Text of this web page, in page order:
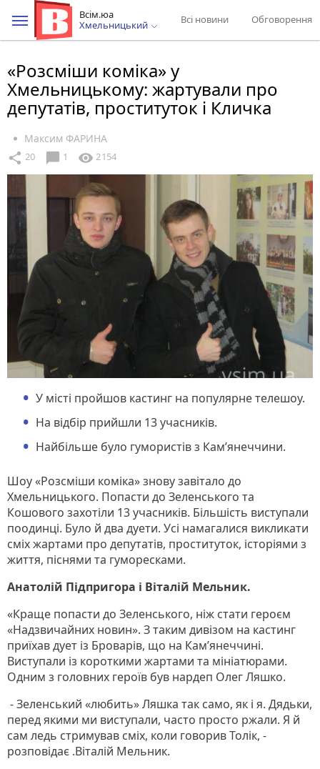
Всім.юа
Хмельницький
Всі новини Обговорення
«Розсміши коміка» у
Хмельницькому: жартували про
депутатів, проституток і Кличка
Максим ФАРИНА
share 20 chat_bubble 1 visibility 2154
У місті пройшов кастинг на популярне телешоу.
На відбір прийшли 13 учасників.
Найбільше було гумористів з Кам’янеччини.
Шоу «Розсміши коміка» знову завітало до
Хмельницького. Попасти до Зеленського та
Кошового захотіли 13 учасників. Більшість виступали
поодинці. Було й два дуети. Усі намагалися викликати
сміх жартами про депутатів, проституток, історіями з
життя, піснями та гуморесками.
Анатолій Підпригора і Віталій Мельник.
«Краще попасти до Зеленського, ніж стати героєм
«Надзвичайних новин». З таким дивізом на кастинг
приїхав дует із Броварів, що на Кам’янеччині.
Виступали із короткими жартами та мініатюрами.
Одним з головних героїв був нардеп Олег Ляшко.
- Зеленський «любить» Ляшка так само, як і я. Дядьки,
перед якими ми виступали, часто просто ржали. Я й
сам ледь стримував сміх, коли говорив Толік, -
розповідає .Віталій Мельник.